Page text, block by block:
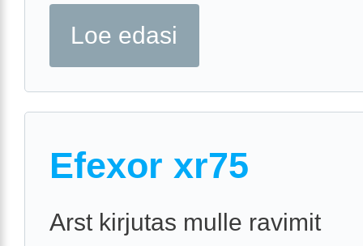
Loe edasi
Efexor xr75
Arst kirjutas mulle ravimit